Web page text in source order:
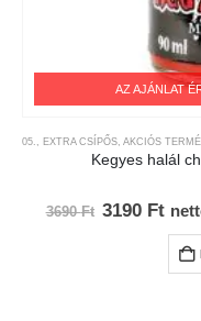
AZ AJÁNLAT
05., EXTRA CSÍPŐS AKCIÓS
Kegyes halál
3690Ft Original
3190 Ft
is: